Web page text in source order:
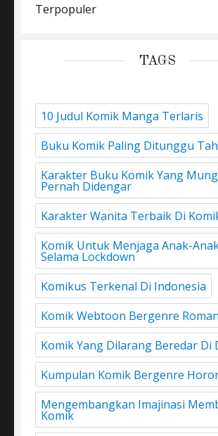
Terpopuler
TAGS
10 Judul Komik Manga Terlaris
Buku Komik Paling Ditunggu
Karakter Buku Komik Yang
Pernah Didengar
Karakter Wanita Terbaik Di
Komik Untuk Menjaga Anak-
Selama Lockdown
Komikus Terkenal Di Indonesia
Komik Webtoon Bergenre
Komik Yang Dilarang Beredar Di
Kumpulan Komik Bergenre
Mengembangkan Imajinasi
Komik